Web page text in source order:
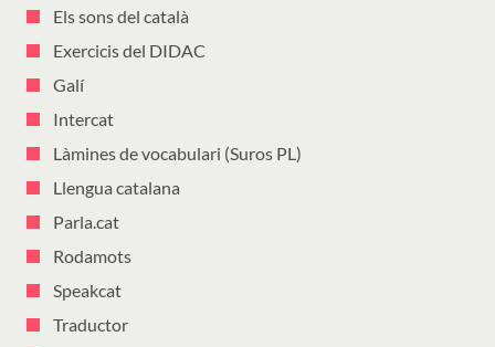
Els sons del català
Exercicis del DIDAC
Galí
Intercat
Làmines de vocabulari (Suros PL)
Llengua catalana
Parla.cat
Rodamots
Speakcat
Traductor